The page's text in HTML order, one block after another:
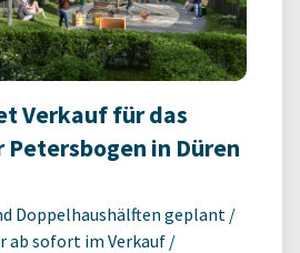
Verkauf für das
in Düren
Doppelhaushälften geplant /
ab sofort im Verkauf /